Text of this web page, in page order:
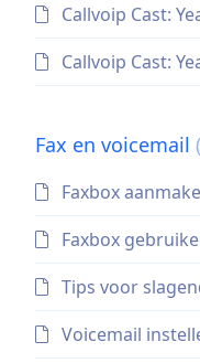
Callvoip Cast:
Callvoip Cast:
Fax en voicemail
Faxbox
Faxbox
Tips voor
Voicemail